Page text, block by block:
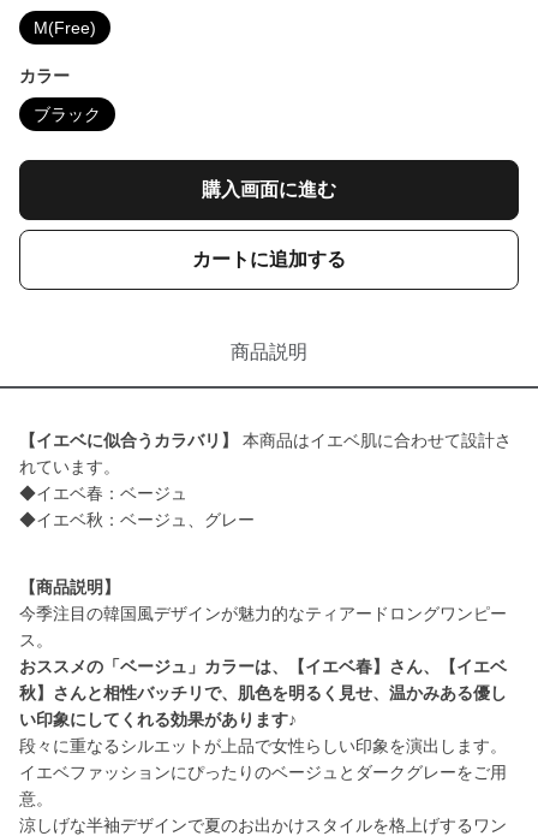
M(Free)
カラー
ブラック
購入画面に進む
カートに追加する
商品説明
【イエベに似合うカラバリ】
本商品はイエベ肌に合わせて設計さ
れています。
◆イエベ春：ベージュ
◆イエベ秋：ベージュ、グレー
【商品説明】
今季注目の韓国風デザインが魅力的なティアードロングワンピー
おススメの「ベージュ」カラーは、【イエベ春】さん、【イエベ
秋】さんと相性バッチリで、肌色を明るく見せ、温かみある優し
い印象にしてくれる効果があります♪
段々に重なるシルエットが上品で女性らしい印象を演出します。
イエベファッションにぴったりのベージュとダークグレーをご用
意。
涼しげな半袖デザインで夏のお出かけスタイルを格上げするワン